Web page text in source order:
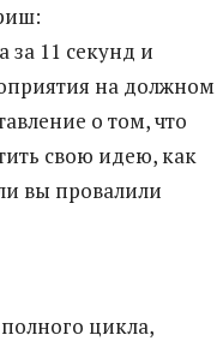
за 11 секунд и
на должном
о том, что
свою идею, как
вы провалили
цикла,